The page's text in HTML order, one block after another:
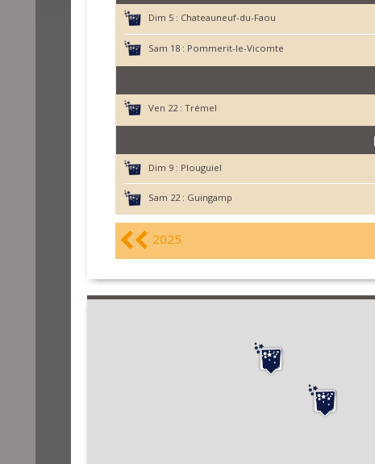
Dim 5 : Chateauneuf-du-Faou
Sam 18 : Pommerit-le-Vicomte
Ven 22 : Trémel
Dim 9 : Plouguiel
Sam 22 : Guingamp
2025